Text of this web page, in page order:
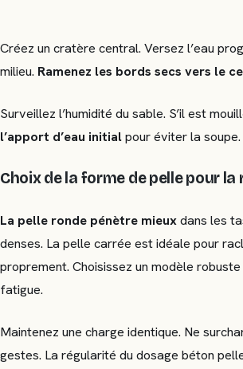
Créez un cratère central. Versez l’eau
milieu. Ramenez les bords secs vers le
Surveillez l’humidité du sable. S’il est
l’apport d’eau initialpour éviter la soupe.
Choix de la forme de pelle pour
La pelle ronde pénètre mieuxdans les
denses. La pelle carrée est idéale pour
proprement. Choisissez un modèle
fatigue.
Maintenez une charge identique. Ne
gestes. La régularité du dosage béton